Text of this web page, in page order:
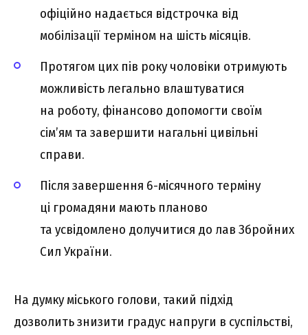
офіційно надається відстрочка від
мобілізації терміном на шість місяців.
Протягом цих пів року чоловіки отримують
можливість легально влаштуватися
на роботу, фінансово допомогти своїм
сім’ям та завершити нагальні цивільні
справи.
Після завершення 6-місячного терміну
ці громадяни мають планово
та усвідомлено долучитися до лав Збройних
Сил України.
На думку міського голови, такий підхід
дозволить знизити градус напруги в суспільстві,